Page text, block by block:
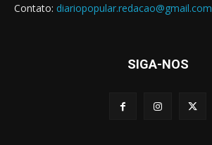
Contato: diariopopular.redacao@gmail.com
SIGA-NOS